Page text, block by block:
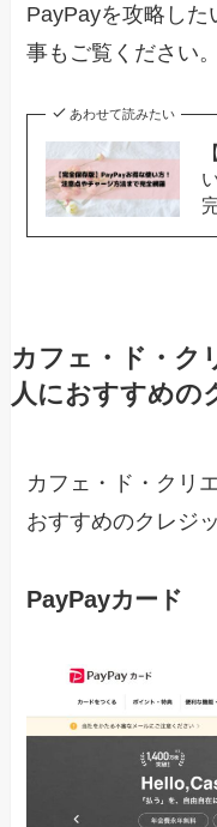
PayPayを攻略し
事もご覧ください。
あわせて読みたい
カフェ・ド・ク
人におすすめの
カフェ・ド・クリ
おすすめのクレジ
PayPayカード